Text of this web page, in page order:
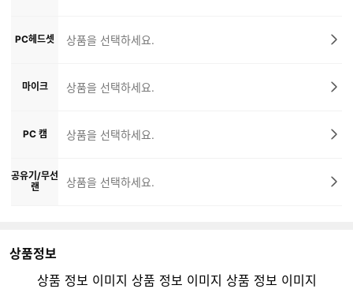
PC헤드셋 상품을 선택하세요.
마이크 상품을 선택하세요.
PC 캠 상품을 선택하세요.
공유기/무선
랜
상품을 선택하세요.
상품정보